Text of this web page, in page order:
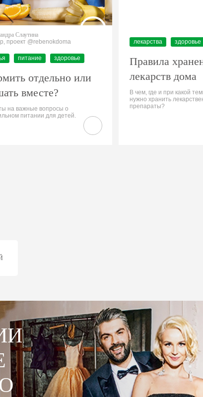
Слаутина
проект @rebenokdoma
питание здоровье
отдельно или
вместе?
на важные вопросы о
питании для детей.
лекарства здоровье
Правила
лекарств дома
В чем, где и при какой
нужно хранить
препараты?